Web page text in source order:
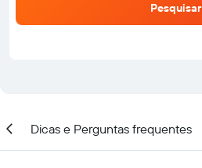
Pesquisar
Dicas e Perguntas frequentes